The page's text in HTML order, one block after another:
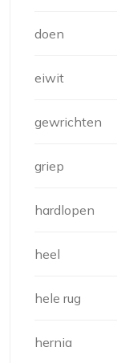
doen
eiwit
gewrichten
griep
hardlopen
heel
hele rug
hernia